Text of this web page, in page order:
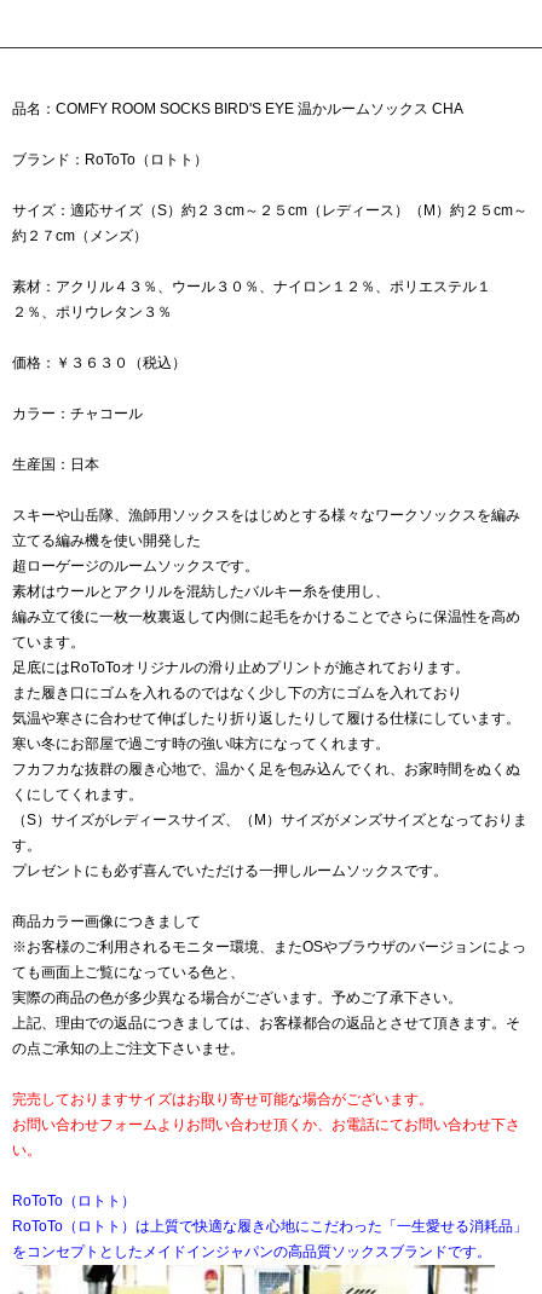
品名：COMFY ROOM SOCKS BIRD'S EYE 温かルームソックス CHA
ブランド：RoToTo（ロトト）
サイズ：適応サイズ（S）約２３cm～２５cm（レディース）（M）約２５cm～
約２７cm（メンズ）
素材：アクリル４３％、ウール３０％、ナイロン１２％、ポリエステル１
２％、ポリウレタン３％
価格：￥３６３０（税込）
カラー：チャコール
生産国：日本
スキーや山岳隊、漁師用ソックスをはじめとする様々なワークソックスを編み
立てる編み機を使い開発した
超ローゲージのルームソックスです。
素材はウールとアクリルを混紡したバルキー糸を使用し、
編み立て後に一枚一枚裏返して内側に起毛をかけることでさらに保温性を高め
ています。
足底にはRoToToオリジナルの滑り止めプリントが施されております。
また履き口にゴムを入れるのではなく少し下の方にゴムを入れており
気温や寒さに合わせて伸ばしたり折り返したりして履ける仕様にしています。
寒い冬にお部屋で過ごす時の強い味方になってくれます。
フカフカな抜群の履き心地で、温かく足を包み込んでくれ、お家時間をぬくぬ
くにしてくれます。
（S）サイズがレディースサイズ、（M）サイズがメンズサイズとなっておりま
す。
プレゼントにも必ず喜んでいただける一押しルームソックスです。
商品カラー画像につきまして
※お客様のご利用されるモニター環境、またOSやブラウザのバージョンによっ
ても画面上ご覧になっている色と、
実際の商品の色が多少異なる場合がございます。予めご了承下さい。
上記、理由での返品につきましては、お客様都合の返品とさせて頂きます。そ
の点ご承知の上ご注文下さいませ。
完売しておりますサイズはお取り寄せ可能な場合がございます。
お問い合わせフォームよりお問い合わせ頂くか、お電話にてお問い合わせ下さ
い。
RoToTo（ロトト）
RoToTo（ロトト）は上質で快適な履き心地にこだわった「一生愛せる消耗品」
をコンセプトとしたメイドインジャパンの高品質ソックスブランドです。